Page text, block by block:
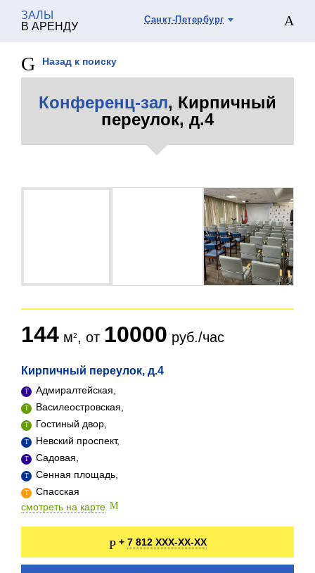
ЗАЛЫ
В АРЕНДУ
Санкт-Петербург
Назад к поиску
Конференц-зал, Кирпичный
переулок, д.4
Кирпичный переулок, д.4
Адмиралтейская,
Василеостровская,
Гостиный двор,
Невский проспект,
Садовая,
Сенная площадь,
Спасская
смотреть на карте
144 м , от 10000 руб./час
+ 7 812 XXX-XX-XX